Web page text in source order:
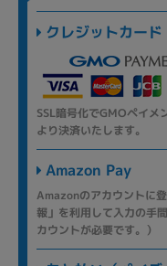
クレジットカード
SSL暗号化でGMOペイメ
より決済いたします。
Amazon Pay
Amazonのアカウントに
報」を利用して入力の手
カウントが必要です。）